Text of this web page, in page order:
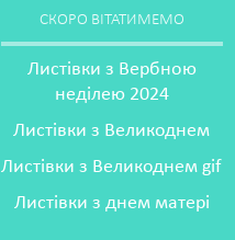
СКОРО ВІТАТИМЕМО
Листівки з Вербною
неділею 2024
Листівки з Великоднем
Листівки з Великоднем gif
Листівки з днем матері